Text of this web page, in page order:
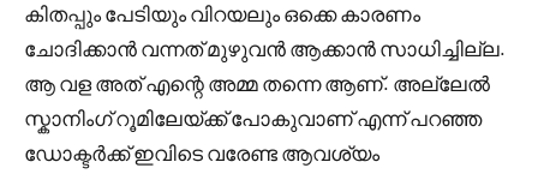
കിതപ്പും പേടിയും വിറയലും ഒക്കെ കാരണം
ചോദിക്കാൻ വന്നത് മുഴുവൻ ആക്കാൻ സാധിച്ചില്ല.
ആ വള അത് എന്റെ അമ്മ തന്നെ ആണ്. അല്ലേൽ
സ്കാനിംഗ് റൂമിലേയ്ക്ക് പോകുവാണ് എന്ന് പറഞ്ഞ
ഡോക്ടർക്ക് ഇവിടെ വരേണ്ട ആവശ്യം